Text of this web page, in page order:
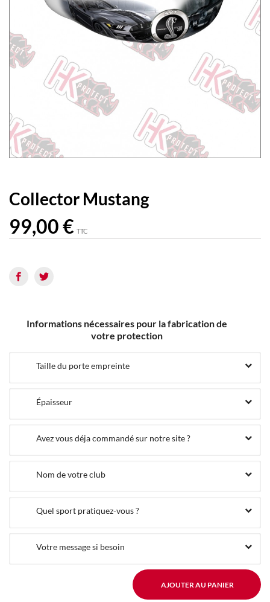
Collector Mustang
99,00 € TTC
Informations nécessaires pour la fabrication de
votre protection
Taille du porte empreinte
Épaisseur
Avez vous déja commandé sur notre site ?
Nom de votre club
Quel sport pratiquez-vous ?
Votre message si besoin
AJOUTER AU PANIER